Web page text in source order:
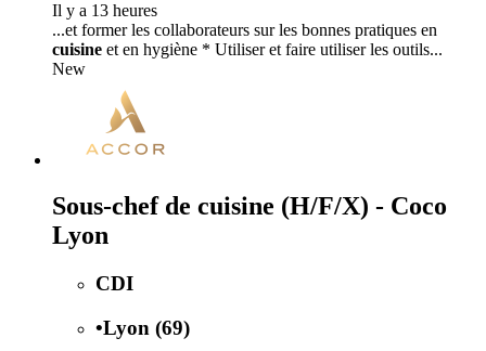
Il y a 13 heures
...et former les collaborateurs sur les bonnes pratiques en
cuisine et en hygiène * Utiliser et faire utiliser les outils...
New
Sous-chef de cuisine (H/F/X) - Coco
Lyon
CDI
•Lyon (69)